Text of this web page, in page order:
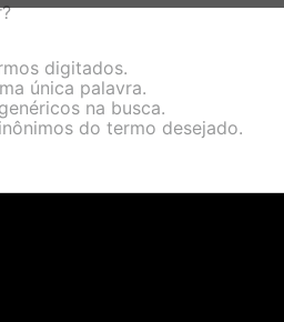
digitados.
única palavra.
na busca.
do termo desejado.